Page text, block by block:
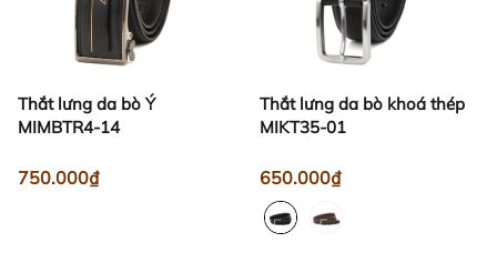
Thắt lưng da bò Ý
MIMBTR4-14
750.000₫
Thắt lưng da bò khoá thép
MIKT35-01
650.000₫